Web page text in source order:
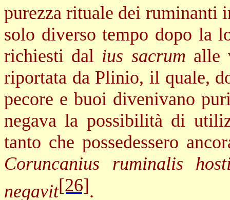
purezza rituale dei ruminanti
solo diverso tempo dopo la
richiesti dal ius sacrum alle
riportata da Plinio, il quale,
pecore e buoi divenivano
negava la possibilità di
tanto che possedessero
Coruncanius ruminalis
negavit[26].